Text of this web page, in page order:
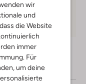
wir
und
die Website
immer
Für
um deine